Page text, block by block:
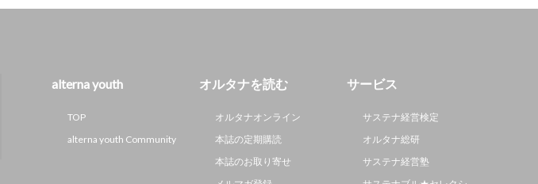
alterna youth
TOP
alterna youth Community
オルタナを読む
オルタナオンライン
本誌の定期購読
本誌のお取り寄せ
サービス
サステナ経営検定
オルタナ総研
サステナ経営塾